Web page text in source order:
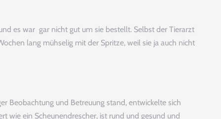
es war gar nicht gut um sie bestellt. Selbst der Tierarzt
lang mühselig mit der Spritze, weil sie ja auch nicht
Beobachtung und Betreuung stand, entwickelte sich
wie ein Scheunendrescher, ist rund und gesund und